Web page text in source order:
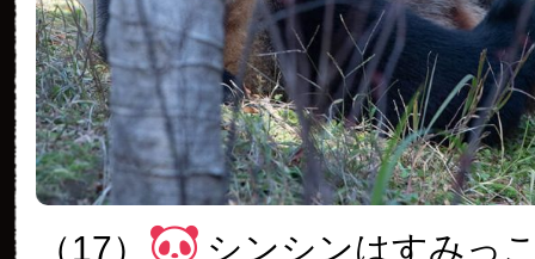
（17） シンシンはすみっ